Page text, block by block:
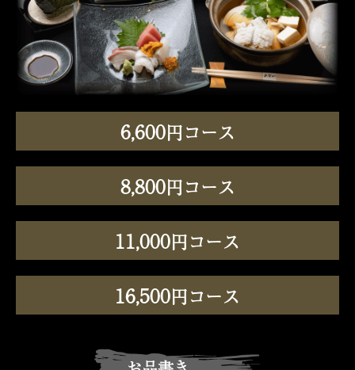
6,600円コース
8,800円コース
11,000円コース
16,500円コース